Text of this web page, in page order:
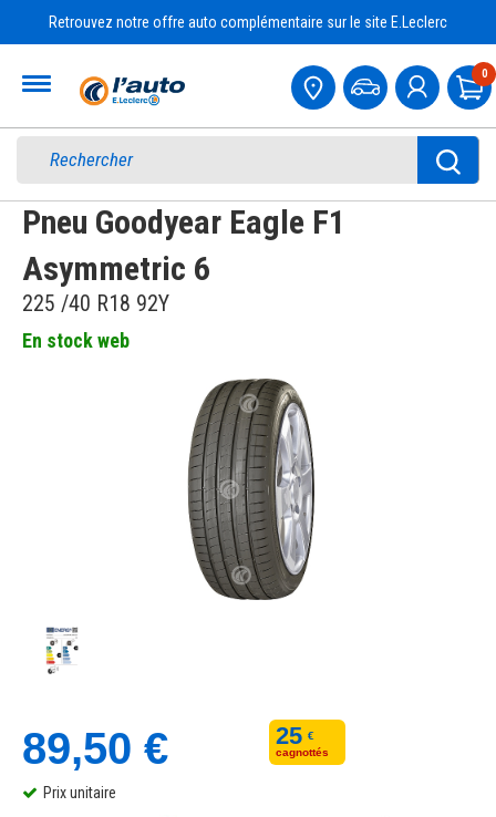
Retrouvez notre offre auto complémentaire sur le site E.Leclerc
0
Pneu Goodyear Eagle F1
Asymmetric 6
225 /40 R18 92Y
En stock web
25 €
cagnottés
89,50 €
Prix unitaire